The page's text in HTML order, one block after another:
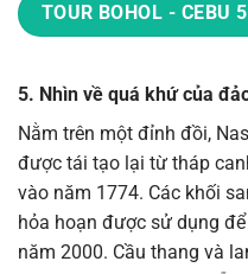
TOUR BOHOL - CEBU
5. Nhìn về quá khứ của
Nằm trên một đỉnh đồi,
được tái tạo lại từ tháp
vào năm 1774. Các khối
hỏa hoạn được sử dụng
năm 2000. Cầu thang và